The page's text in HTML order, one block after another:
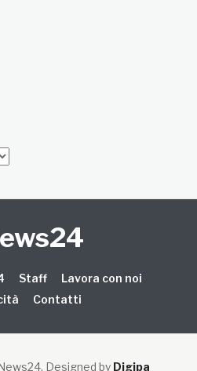
Staff
Lavora con noi
Contatti
. Designed by Digipa